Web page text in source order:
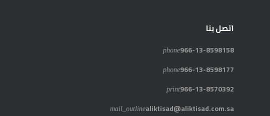
اتصل بنا
phone966-13-8598158
phone966-13-8598177
print966-13-8570392
mail_outlinealiktisad@aliktisad.com.sa